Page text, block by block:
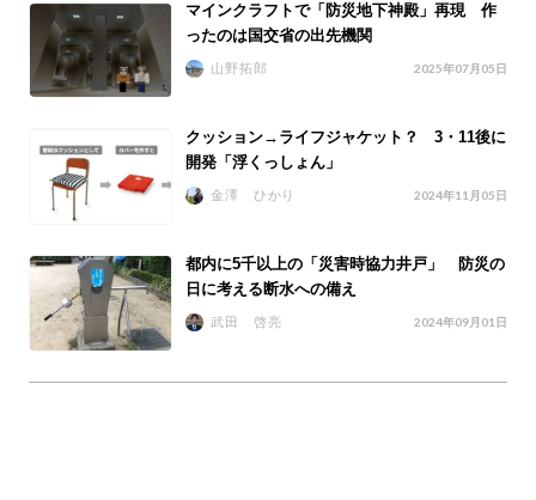
マインクラフトで「防災地下神殿」再現 作
ったのは国交省の出先機関
山野拓郎 2025年07月05日
クッション→ライフジャケット？ 3・11後に
開発「浮くっしょん」
金澤 ひかり 2024年11月05日
都内に5千以上の「災害時協力井戸」 防災の
日に考える断水への備え
武田 啓亮 2024年09月01日